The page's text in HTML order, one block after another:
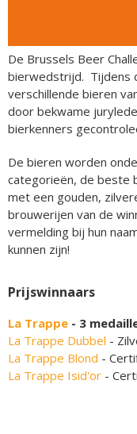
De Brussels Beer
bierwedstrijd. Tijdens
verschillende bieren
door bekwame
bierkenners
De bieren worden
categorieën, de beste
met een gouden,
brouwerijen van de
vermelding bij hun
kunnen zijn!
Prijswinnaars
La Trappe - 3
La Trappe Dubbel -
La Trappe Blond -
La Trappe Isid'or -